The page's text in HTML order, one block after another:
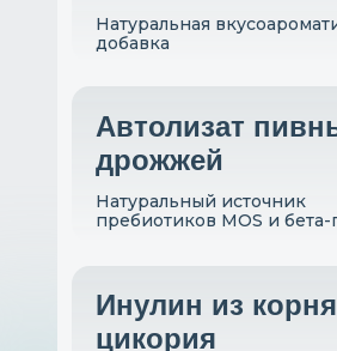
Натуральная
добавка
Инулин из корня
цикория
Автолизат
дрожжей
Натуральный источник
пребиотиков MOS и